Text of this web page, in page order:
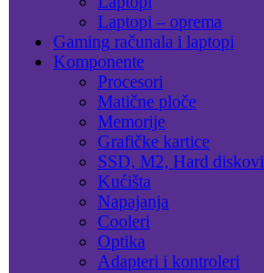
Laptopi – oprema
Gaming računala i laptopi
Komponente
Procesori
Matične ploče
Memorije
Grafičke kartice
SSD, M2, Hard diskovi
Kućišta
Napajanja
Cooleri
Optika
Adapteri i kontroleri